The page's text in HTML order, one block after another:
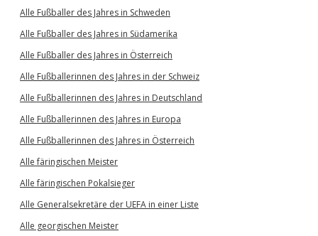
Alle Fußballer des Jahres in Schweden
Alle Fußballer des Jahres in Südamerika
Alle Fußballer des Jahres in Österreich
Alle Fußballerinnen des Jahres in der Schweiz
Alle Fußballerinnen des Jahres in Deutschland
Alle Fußballerinnen des Jahres in Europa
Alle Fußballerinnen des Jahres in Österreich
Alle färingischen Meister
Alle färingischen Pokalsieger
Alle Generalsekretäre der UEFA in einer Liste
Alle georgischen Meister